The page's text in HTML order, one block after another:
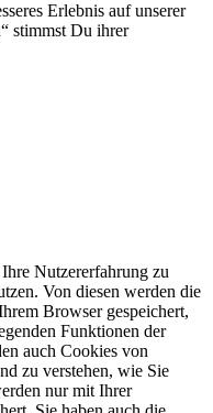
Erlebnis auf unserer
stimmst Du ihrer
Nutzererfahrung zu
Von diesen werden die
Browser gespeichert,
Funktionen der
auch Cookies von
zu verstehen, wie Sie
nur mit Ihrer